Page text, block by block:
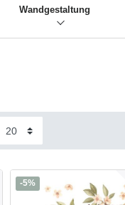
Wandgestaltung
-5%